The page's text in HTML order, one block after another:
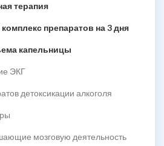
терапия
препаратов на 3 дня
капельницы
ЭКГ
детоксикации алкоголя
мозговую деятельность